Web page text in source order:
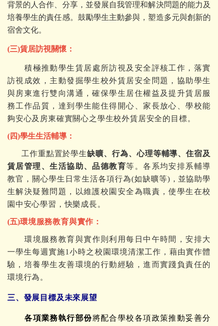
背景的人合作、分享，並發展自我管理和解決問題的能力及
培養學生的責任感。鼓勵學生主動參與，塑造多元與創新的
宿舍文化。
(三)賃居訪視關懷：
積極推動學生賃居處所訪視及安全評核工作，落實
訪視成效，主動發掘學生校外賃居安全問題，協助學生
與房東進行雙向溝通，確保學生居住權益及提升賃居服
務工作品質，達到學生能住得開心、家長放心、學校能
夠安心及房東確實關心之學生校外賃居安全的目標。
(四)學生生活輔導：
工作重點置於學生缺曠、行為、心理等輔導、住宿及
賃居管理、生活協助、品德教育等。各系均安排系輔導
教官，關心學生日常生活各項行為(如缺曠等) ，並協助學
生解決疑難問題，以維護校園安全為職責，使學生在校
園中安心學習，快樂成長。
(五)環境服務教育與實作 ：
環境服務教育與實作則利用每日中午時間，安排大
一學生每週實施1小時之校園環境清潔工作， 藉由實作體
驗，培養學生友善環境的行動經驗，進而實踐負責任的
環境行為 。
三、發展目標及未來展望
各項業務執行部份將配合學校各項政策推動妥善分